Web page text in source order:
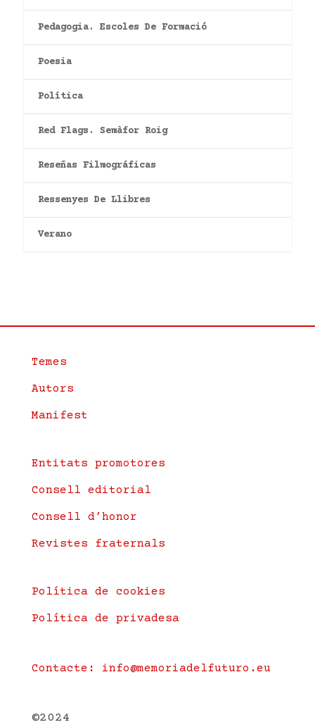
Pedagogia. Escoles De Formació
Poesia
Política
Red Flags. Semàfor Roig
Reseñas Filmográficas
Ressenyes De Llibres
Verano
Temes
Autors
Manifest
Entitats promotores
Consell editorial
Consell d’honor
Revistes fraternals
Política de cookies
Política de privadesa
Contacte: info@memoriadelfuturo.eu
©2024